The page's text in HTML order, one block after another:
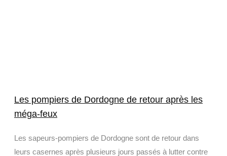
Les pompiers de Dordogne de retour après les
méga-feux
Les sapeurs-pompiers de Dordogne sont de retour dans
leurs casernes après plusieurs jours passés à lutter contre